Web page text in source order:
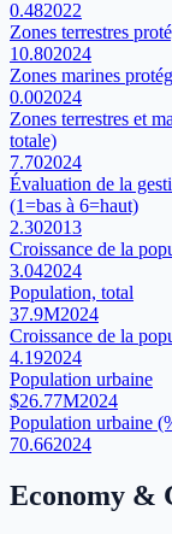
0.482022
Zones terrestres
10.802024
Zones marines
0.002024
Zones terrestres et
totale)
7.702024
Évaluation de la
(1=bas à 6=haut)
2.302013
Croissance de la
3.042024
Population, total
37.9M2024
Croissance de la
4.192024
Population urbaine
$26.77M2024
Population urbaine
70.662024
Economy &